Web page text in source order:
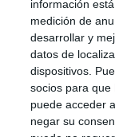
información
medición de
desarrollar y
datos de
dispositivos.
socios para que
puede acceder
negar su